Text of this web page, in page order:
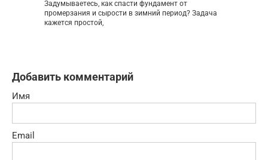
Задумываетесь, как спасти фундамент от
промерзания и сырости в зимний период? Задача
кажется простой,
Добавить комментарий
Имя
Email